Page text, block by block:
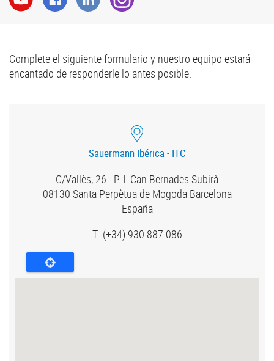
Complete el siguiente formulario y nuestro equipo estará
encantado de responderle lo antes posible.
Sauermann Ibérica - ITC
C/Vallès, 26 . P. I. Can Bernades Subirà
08130 Santa Perpètua de Mogoda Barcelona
España
T: (+34) 930 887 086